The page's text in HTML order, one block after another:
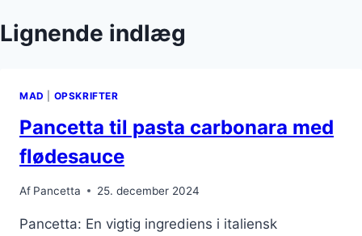
Lignende indlæg
MAD OPSKRIFTER
Pancetta til pasta carbonara med
flødesauce
Af Pancetta 25. december 2024
Pancetta: En vigtig ingrediens i italiensk